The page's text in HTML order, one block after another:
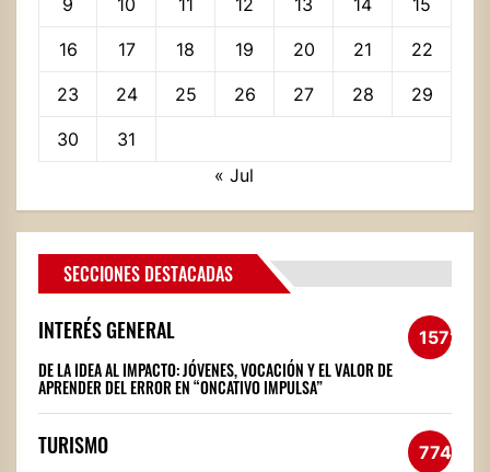
9 10 11 12 13 14 15
16 17 18 19 20 21 22
23 24 25 26 27 28 29
30
31
« Jul
SECCIONES DESTACADAS
INTERÉS GENERAL 1572
DE LA IDEA AL IMPACTO: JÓVENES, VOCACIÓN Y EL VALOR DE
APRENDER DEL ERROR EN “ONCATIVO IMPULSA”
TURISMO 774